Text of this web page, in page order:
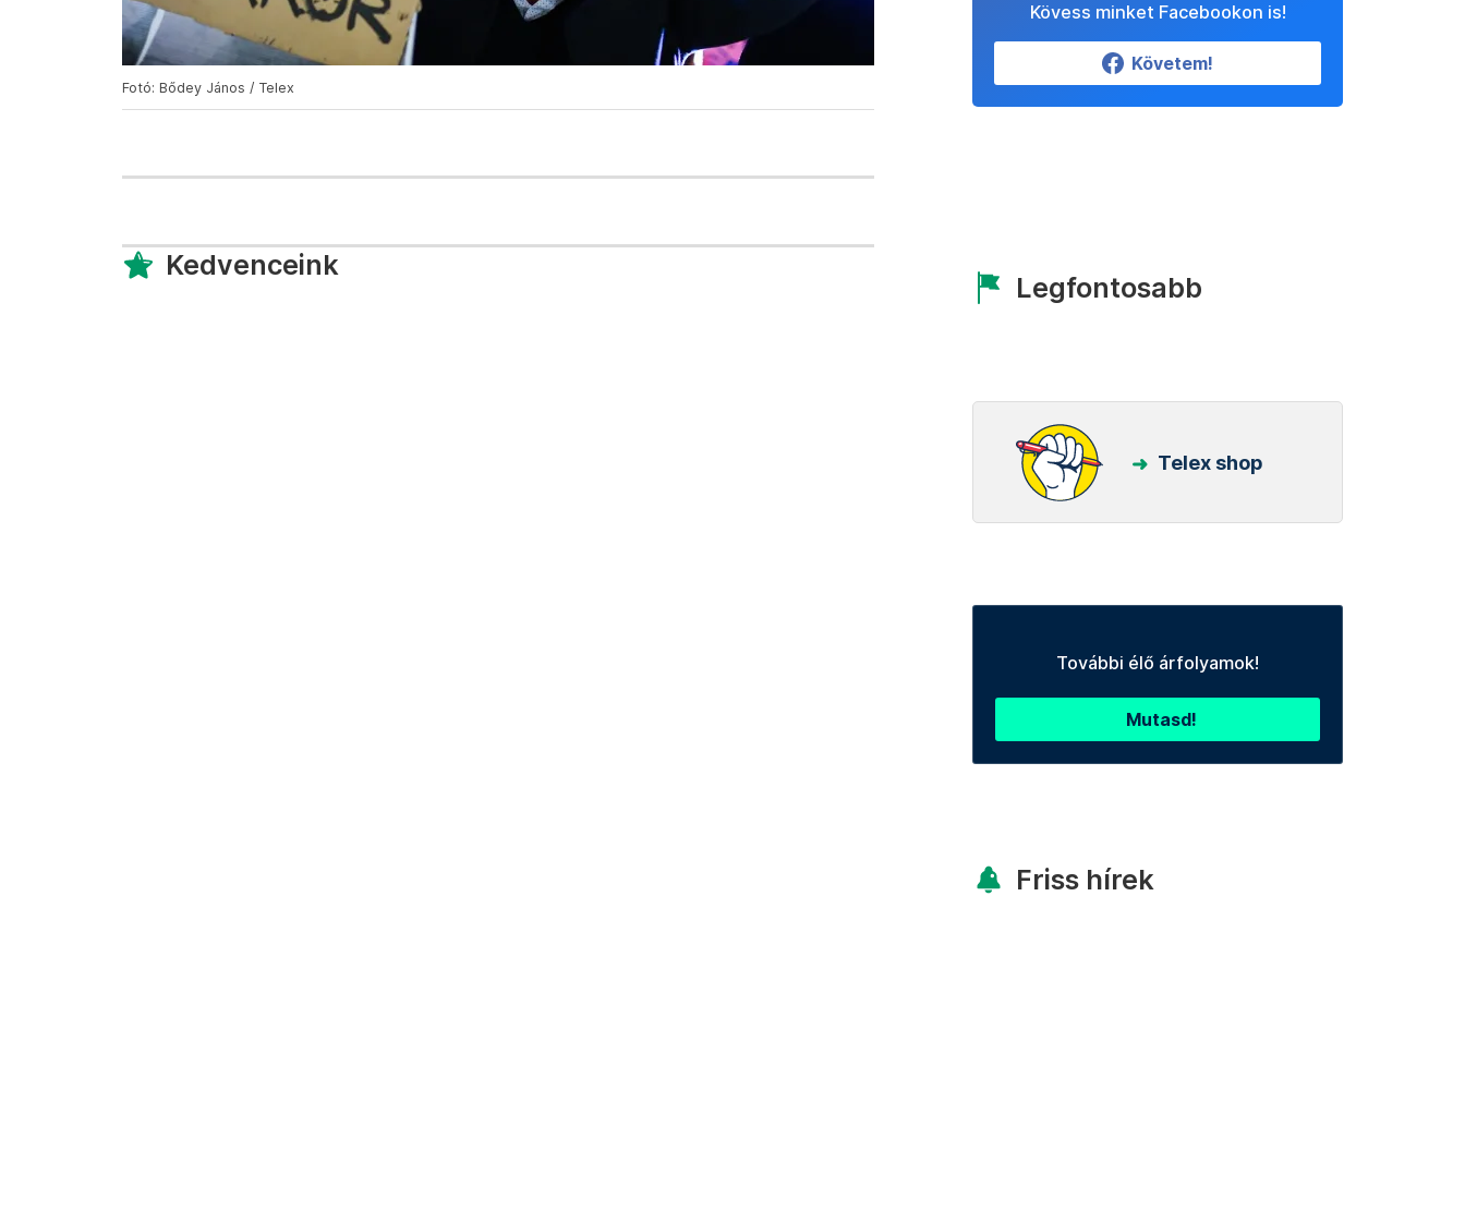
Fotó: Bődey János / Telex
Kedvenceink
Kövess minket Facebookon is!
Követem!
Legfontosabb
Telex shop
További élő árfolyamok!
Mutasd!
Friss hírek